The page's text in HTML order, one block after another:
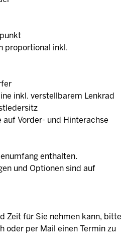
proportional inkl.
inkl. verstellbarem Lenkrad
Vorder- und Hinterachse
enthalten.
und Optionen sind auf
Zeit für Sie nehmen kann, bitte
oder per Mail einen Termin zu